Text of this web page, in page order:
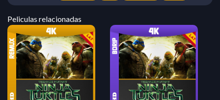
Peliculas relacionadas